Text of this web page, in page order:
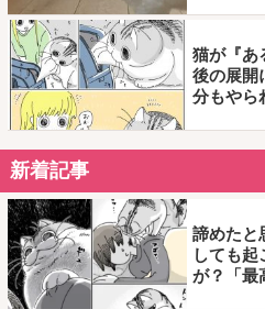
猫が『
後の展開
分もやら
新着記事
諦めた
しても
が？「最